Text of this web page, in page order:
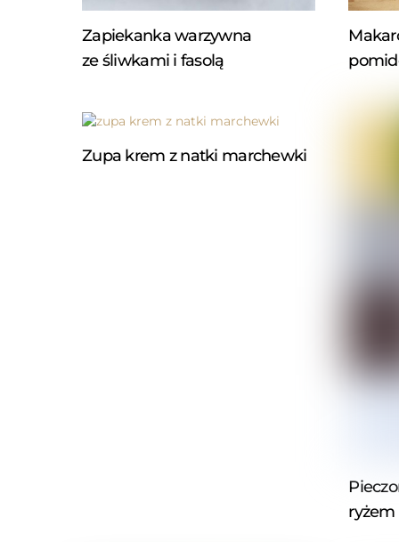
Zapiekanka warzywna
ze śliwkami i fasolą
Zupa krem z natki marchewki